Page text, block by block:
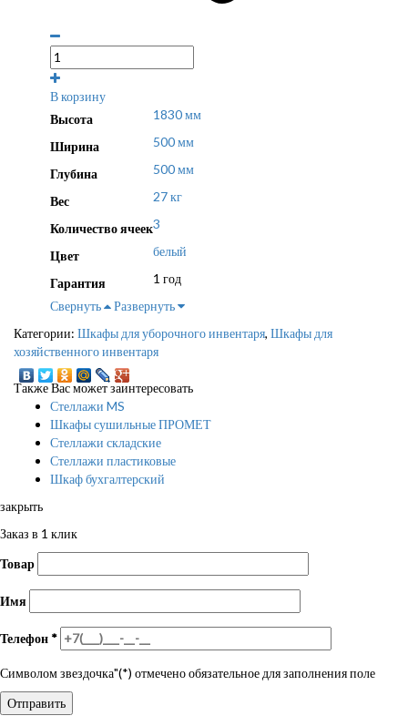
В корзину
Высота
1830 мм
Ширина 500 мм
Глубина 500 мм
Вес 27 кг
Количество ячеек3
Цвет белый
Гарантия
1 год
Свернуть
Развернуть
Категории: Шкафы для уборочного инвентаря, Шкафы для
хозяйственного инвентаря
Также Вас может заинтересовать
Стеллажи MS
Шкафы сушильные ПРОМЕТ
Стеллажи складские
Стеллажи пластиковые
Шкаф бухгалтерский
закрыть
Заказ в 1 клик
Товар
Имя
Телефон *
Символом звездочка"(*) отмечено обязательное для заполнения поле